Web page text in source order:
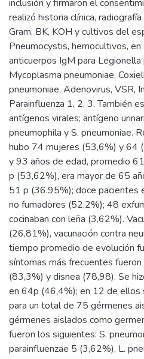
inclusión y firmaron el
realizó historia clínica,
Gram, BK, KOH y cultivos del
Pneumocystis, hemocultivos,
anticuerpos IgM para Legionella
Mycoplasma pneumoniae,
pneumoniae, Adenovirus, VSR,
Parainfluenza 1, 2, 3. También
antígenos virales; antígeno
pneumophila y S. pneumoniae.
hubo 74 mujeres (53,6%) y 64
y 93 años de edad, promedio
p (53,62%), era mayor de 65
51 p (36.95%); doce pacientes
no fumadores (52,2%); 48
cocinaban con leña (3,62%).
(26,81%), vacunación contra
tiempo promedio de evolución
síntomas más frecuentes
(83,3%) y disnea (78,98). Se
en 64p (46,4%); en 12 de ellos
para un total de 75 gérmenes
gérmenes aislados como
fueron los siguientes: S.
parainfluenzae 5 (3,62%), L.